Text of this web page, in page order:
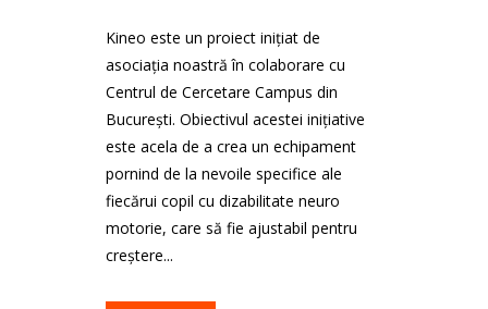
Kineo este un proiect inițiat de
asociația noastră în colaborare cu
Centrul de Cercetare Campus din
București. Obiectivul acestei inițiative
este acela de a crea un echipament
pornind de la nevoile specifice ale
fiecărui copil cu dizabilitate neuro
motorie, care să fie ajustabil pentru
creștere...